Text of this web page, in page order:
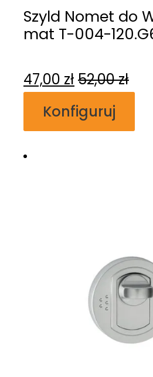
Szyld Nomet do
mat T-004-
47,00 zł 52,00zł
Konfiguruj